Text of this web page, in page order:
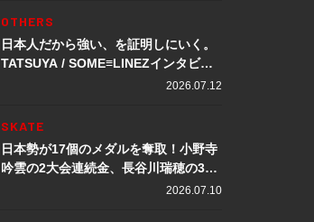
OTHERS
日本人だから強い、を証明しにいく。
TATSUYA / SOME≡LINEZインタビュ
2026.07.12
SKATE
日本勢が17個のメダルを奪取！小野寺
吟雲の2大会連続金、長谷川瑞穂の3メ
ダル獲得など数々の快挙をプレイバッ
2026.07.10